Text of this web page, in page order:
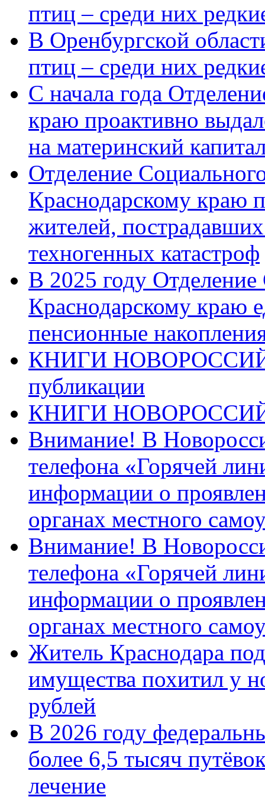
птиц – среди них
В Оренбургской
птиц – среди них
С начала года
краю проактивно
на материнский
Отделение
Краснодарскому краю
жителей,
техногенных катастроф
В 2025 году
Краснодарскому краю
пенсионные
КНИГИ
публикации
КНИГИ
Внимание! В
телефона «Горячей
информации о
органах местного
Внимание! В
телефона «Горячей
информации о
органах местного
Житель Краснодара
имущества похитил у
рублей
В 2026 году
более 6,5 тысяч
лечение